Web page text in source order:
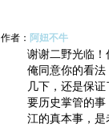
作者： 阿妞不牛
谢谢二野光临！
俺同意你的看
几下，还是保
要历史掌管的事
江的真本事，